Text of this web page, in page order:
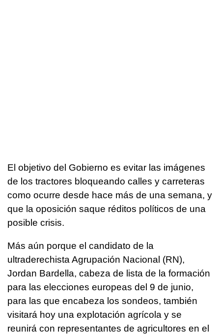
El objetivo del Gobierno es evitar las imágenes
de los tractores bloqueando calles y carreteras
como ocurre desde hace más de una semana, y
que la oposición saque réditos políticos de una
posible crisis.
Más aún porque el candidato de la
ultraderechista Agrupación Nacional (RN),
Jordan Bardella, cabeza de lista de la formación
para las elecciones europeas del 9 de junio,
para las que encabeza los sondeos, también
visitará hoy una explotación agrícola y se
reunirá con representantes de agricultores en el